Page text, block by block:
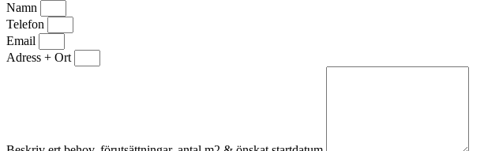
Namn
Telefon
Email
Adress + Ort